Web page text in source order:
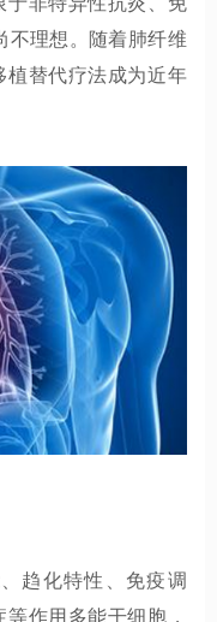
不理想。随着肺纤维
植替代疗法成为近年
趋化特性、免疫调
作用多能干细胞，